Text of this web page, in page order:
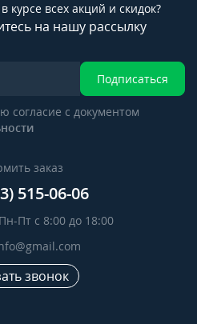
курсе всех акций и скидок?
на нашу рассылку
Подписаться
с документом
заказ
515-06-06
Звоните нам: Пн-Пт с 8:00 до 18:00
звонок